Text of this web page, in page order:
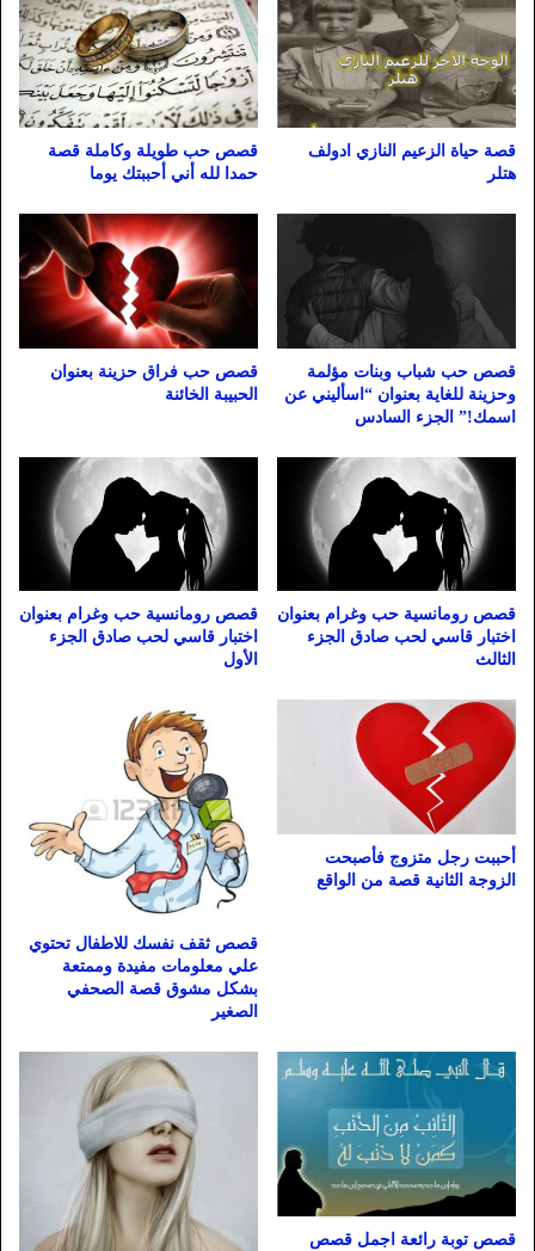
قصة حياة الزعيم النازي ادولف
هتلر
قصص حب طويلة وكاملة قصة
حمدا لله أني أحببتك يوما
قصص حب شباب وبنات مؤلمة
وحزينة للغاية بعنوان “اسأليني عن
اسمك!” الجزء السادس
قصص حب فراق حزينة بعنوان
الحبيبة الخائنة
قصص رومانسية حب وغرام بعنوان
اختبار قاسي لحب صادق الجزء
الثالث
قصص رومانسية حب وغرام بعنوان
اختبار قاسي لحب صادق الجزء
الأول
أحببت رجل متزوج فأصبحت
الزوجة الثانية قصة من الواقع
قصص ثقف نفسك للاطفال تحتوي
علي معلومات مفيدة وممتعة
بشكل مشوق قصة الصحفي
الصغير
قصص توبة رائعة اجمل قصص